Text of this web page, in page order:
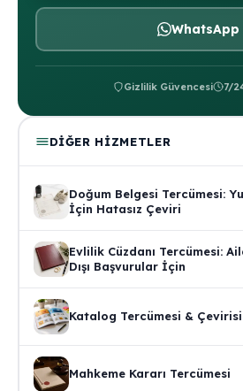
WhatsApp
Gizlilik Güvencesi 7/
DIĞER HIZMETLER
Doğum Belgesi Tercümesi:
İçin Hatasız Çeviri
Evlilik Cüzdanı Tercümesi:
Dışı Başvurular İçin
Katalog Tercümesi & Çevirisi
Mahkeme Kararı Tercümesi